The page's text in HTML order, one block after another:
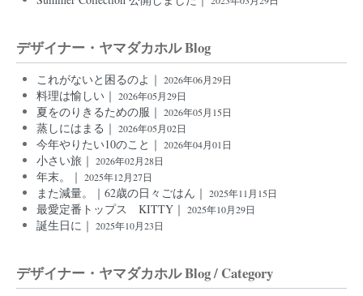
デザイナー・ヤマダカホル Blog
これがないと困るのよ｜ 2026年06月29日
料理は愉しい｜ 2026年05月29日
夏をのりきるための服｜ 2026年05月15日
蒸しにはまる｜ 2026年05月02日
今年やりたい10のこと｜ 2026年04月01日
小さい旅｜ 2026年02月28日
年末。｜ 2025年12月27日
また減量。｜62歳の日々ごはん｜ 2025年11月15日
最愛定番トップス KITTY｜ 2025年10月29日
誕生日に｜ 2025年10月23日
デザイナー・ヤマダカホル Blog / Category